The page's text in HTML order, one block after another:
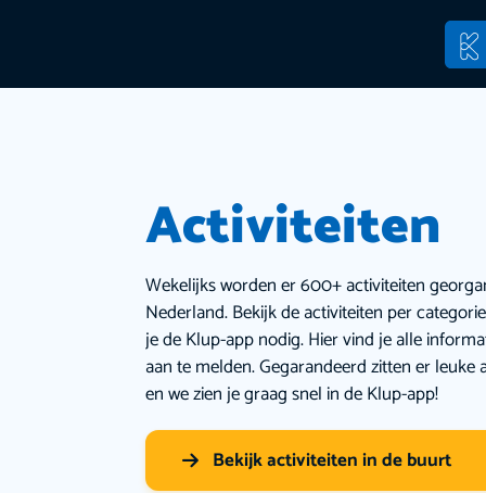
Activiteiten
Wekelijks worden er 600+ activiteiten
Nederland. Bekijk de activiteiten per
je de Klup-app nodig. Hier vind je alle
aan te melden. Gegarandeerd zitten er
en we zien je graag snel in de Klup-app!
Bekijk activiteiten in de buurt